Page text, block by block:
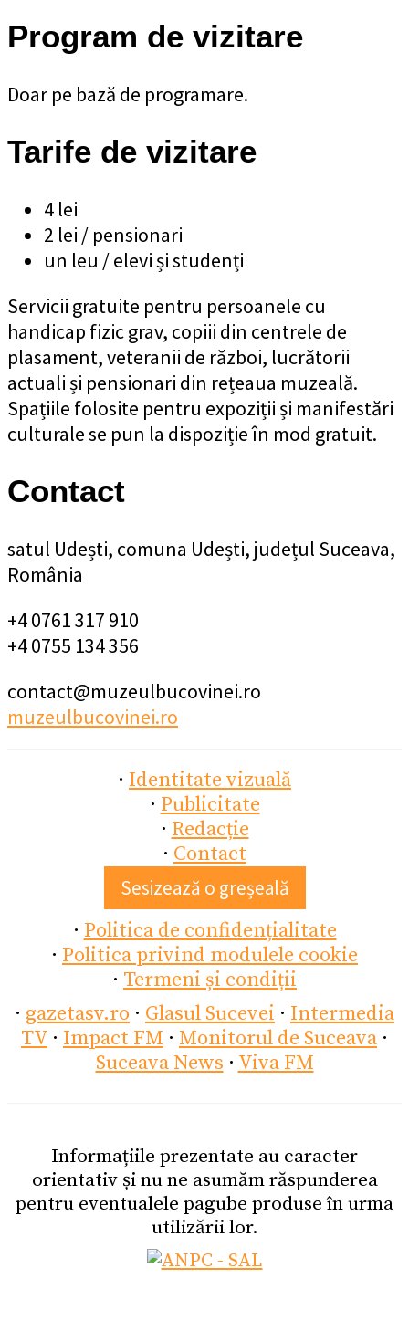
Program de vizitare
Doar pe bază de programare.
Tarife de vizitare
4 lei
2 lei / pensionari
un leu / elevi și studenți
Servicii gratuite pentru persoanele cu
handicap fizic grav, copiii din centrele de
plasament, veteranii de război, lucrătorii
actuali și pensionari din rețeaua muzeală.
Spațiile folosite pentru expoziții și manifestări
culturale se pun la dispoziție în mod gratuit.
Contact
satul Udești, comuna Udești, județul Suceava,
România
+4 0761 317 910
+4 0755 134 356
contact@muzeulbucovinei.ro
muzeulbucovinei.ro
· Identitate vizuală
· Publicitate
· Redacție
· Contact
Sesizează o greșeală
· Politica de confidențialitate
· Politica privind modulele cookie
· Termeni și condiții
· gazetasv.ro · Glasul Sucevei · Intermedia
TV · Impact FM · Monitorul de Suceava ·
Suceava News · Viva FM
Informațiile prezentate au caracter
orientativ și nu ne asumăm răspunderea
pentru eventualele pagube produse în urma
utilizării lor.